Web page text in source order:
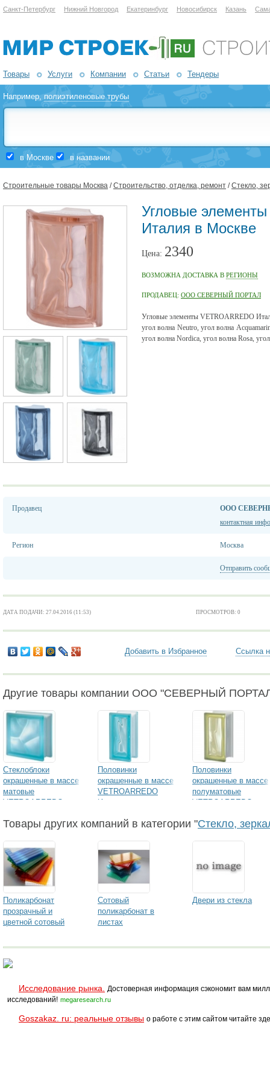
Санкт-Петербург Нижний Новгород Екатеринбург Новосибирск Казань
Товары Услуги Компании Статьи Тендеры
Например,полиэтиленовые трубы
в Москве в названии
Строительные товары Москва /Строительство, отделка, ремонт /Стекло,
Угловые
Италия в Москве
Цена: 2340
ВОЗМОЖНА ДОСТАВКА В РЕГИОНЫ
ПРОДАВЕЦ: ООО СЕВЕРНЫЙ ПОРТАЛ
Угловые элементы VETROARREDO
угол волна Neutro, угол волна
угол волна Nordica, угол волна Rosa,
Продавец
ООО
контактная
Регион Москва
Отправить
ДАТА ПОДАЧИ: 27.04.2016 (11:53) ПРОСМОТРОВ: 0
Добавить в Избранное Ссылка
Другие товары компании ООО "СЕВЕРНЫЙ
Стеклоблоки
окрашенные в массе
матовые
VETROARREDO
Половинки
окрашенные в массе
VETROARREDO
Италия
Половинки
окрашенные в массе
полуматовые
VETROARREDO
Товары других компаний в категории "Стекло,
Поликарбонат
прозрачный и
цветной сотовый
Сотовый
поликарбонат в
листах
Двери из стекла
Исследование рынка.
Достоверная информация сэкономит вам
исследований! megaresearch.ru
Goszakaz. ru: реальные отзывы о работе с этим сайтом читайте